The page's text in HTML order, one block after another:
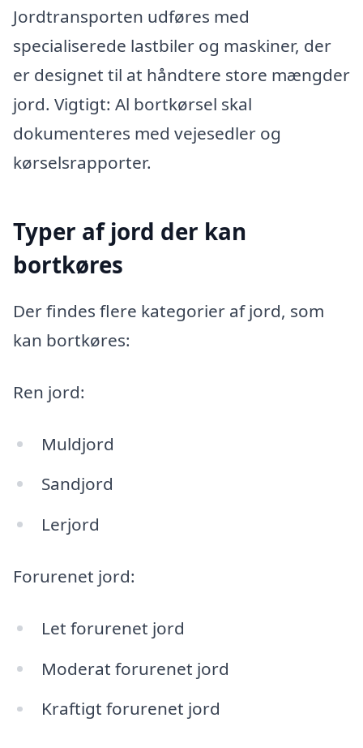
Jordtransporten udføres med
specialiserede lastbiler og maskiner, der
er designet til at håndtere store mængder
jord. Vigtigt: Al bortkørsel skal
dokumenteres med vejesedler og
kørselsrapporter.
Typer af jord der kan
bortkøres
Der findes flere kategorier af jord, som
kan bortkøres:
Ren jord:
Muldjord
Sandjord
Lerjord
Forurenet jord:
Let forurenet jord
Moderat forurenet jord
Kraftigt forurenet jord